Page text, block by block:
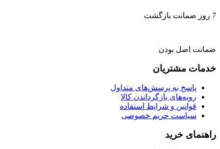
7 روز ضمانت بازگشت
ضمانت اصل بودن
خدمات مشتریان
پاسخ به پرسش‌های متداول
رویه‌های بازگرداندن کالا
قوانین و شرایط استفاده
سیاست حریم خصوصی
راهنمای خرید